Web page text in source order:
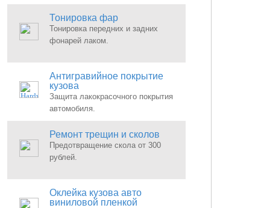
Тонировка фар
Тонировка передних и задних
фонарей лаком.
Антигравийное покрытие
кузова
Защита лакокрасочного покрытия
автомобиля.
Ремонт трещин и сколов
Предотвращение скола от 300
рублей.
Оклейка кузова авто
виниловой пленкой